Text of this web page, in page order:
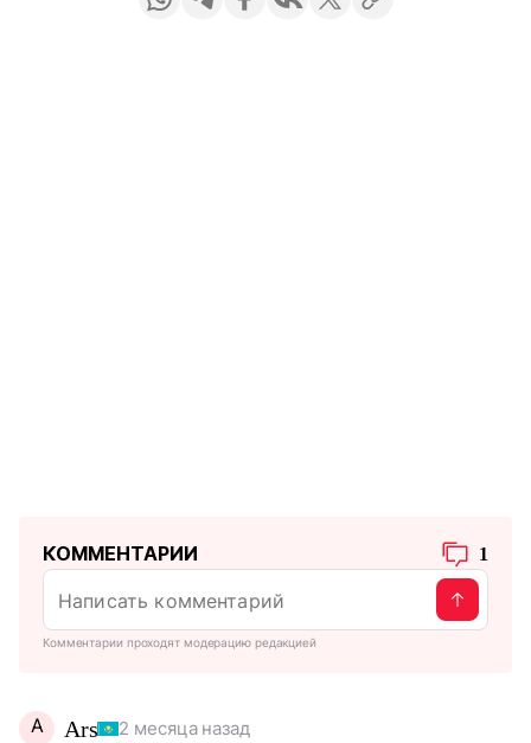
КОММЕНТАРИИ 1
Комментарии проходят модерацию редакцией
A Ars 2 месяца назад